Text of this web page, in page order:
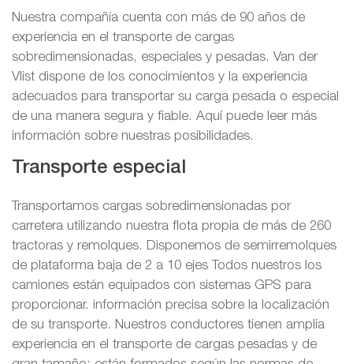
Nuestra compañía cuenta con más de 90 años de
experiencia en el transporte de cargas
sobredimensionadas, especiales y pesadas. Van der
Vlist dispone de los conocimientos y la experiencia
adecuados para transportar su carga pesada o especial
de una manera segura y fiable. Aquí puede leer más
información sobre nuestras posibilidades.
Transporte especial
Transportamos cargas sobredimensionadas por
carretera utilizando nuestra flota propia de más de 260
tractoras y remolques. Disponemos de semirremolques
de plataforma baja de 2 a 10 ejes Todos nuestros los
camiones están equipados con sistemas GPS para
proporcionar. información precisa sobre la localización
de su transporte. Nuestros conductores tienen amplia
experiencia en el transporte de cargas pesadas y de